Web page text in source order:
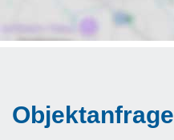
Objektanfrage